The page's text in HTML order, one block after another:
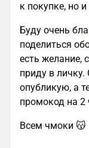
к покупке, но
Буду очень
поделиться
есть желание,
приду в
опубликую, а
промокод на
Всем чмоки 😽